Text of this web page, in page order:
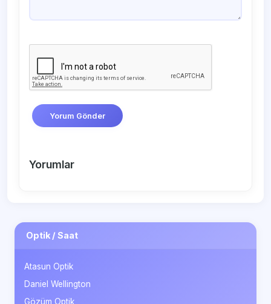
Yorum Gönder
Yorumlar
Optik / Saat
Atasun Optik
Daniel Wellington
Gözüm Optik